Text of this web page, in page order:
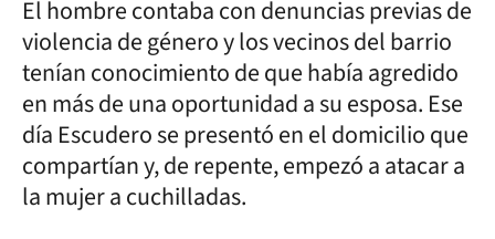
El hombre contaba con denuncias previas de
violencia de género y los vecinos del barrio
tenían conocimiento de que había agredido
en más de una oportunidad a su esposa. Ese
día Escudero se presentó en el domicilio que
compartían y, de repente, empezó a atacar a
la mujer a cuchilladas.